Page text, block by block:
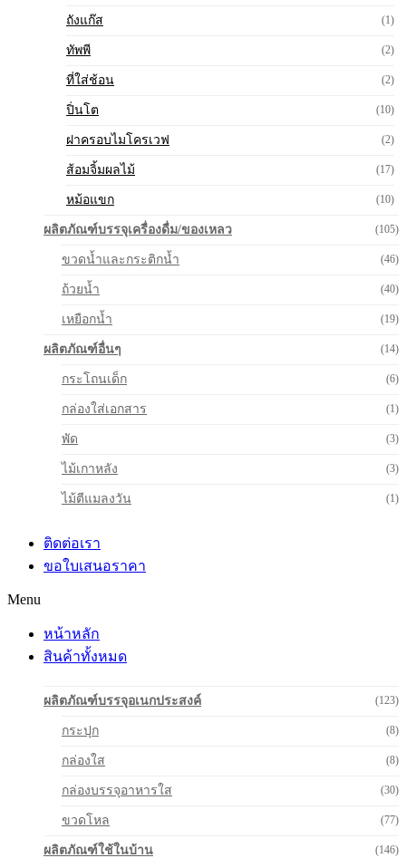
ถังแก๊ส (1)
ทัพพี (2)
ที่ใส่ช้อน (2)
ปิ่นโต (10)
ฝาครอบไมโครเวฟ (2)
ส้อมจิ้มผลไม้ (17)
หม้อแขก (10)
ผลิตภัณฑ์บรรจุเครื่องดื่ม/ของเหลว (105)
ขวดน้ำและกระติกน้ำ (46)
ถ้วยน้ำ (40)
เหยือกน้ำ (19)
ผลิตภัณฑ์อื่นๆ (14)
กระโถนเด็ก (6)
กล่องใส่เอกสาร (1)
พัด (3)
ไม้เกาหลัง (3)
ไม้ตีแมลงวัน (1)
ติดต่อเรา
ขอใบเสนอราคา
Menu
หน้าหลัก
สินค้าทั้งหมด
ผลิตภัณฑ์บรรจุอเนกประสงค์ (123)
กระปุก (8)
กล่องใส (8)
กล่องบรรจุอาหารใส (30)
ขวดโหล (77)
ผลิตภัณฑ์ใช้ในบ้าน (146)